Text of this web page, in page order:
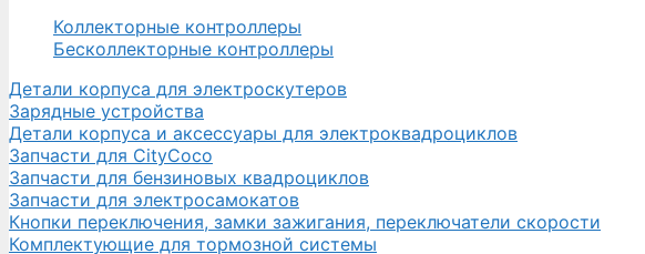
Коллекторные контроллеры
Бесколлекторные контроллеры
Детали корпуса для электроскутеров
Зарядные устройства
Детали корпуса и аксессуары для электроквадроциклов
Запчасти для CityCoco
Запчасти для бензиновых квадроциклов
Запчасти для электросамокатов
Кнопки переключения, замки зажигания, переключатели скорости
Комплектующие для тормозной системы